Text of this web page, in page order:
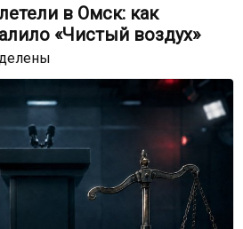
в Омск: как
«Чистый воздух»